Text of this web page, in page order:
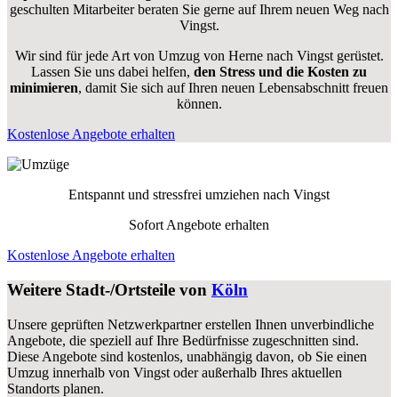
geschulten Mitarbeiter beraten Sie gerne auf Ihrem neuen Weg nach
Vingst.
Wir sind für jede Art von Umzug von Herne nach Vingst gerüstet.
Lassen Sie uns dabei helfen, den Stress und die Kosten zu
minimieren, damit Sie sich auf Ihren neuen Lebensabschnitt freuen
können.
Kostenlose Angebote erhalten
Entspannt und stressfrei umziehen nach Vingst
Sofort Angebote erhalten
Kostenlose Angebote erhalten
Weitere Stadt-/Ortsteile von Köln
Unsere geprüften Netzwerkpartner erstellen Ihnen unverbindliche
Angebote, die speziell auf Ihre Bedürfnisse zugeschnitten sind.
Diese Angebote sind kostenlos, unabhängig davon, ob Sie einen
Umzug innerhalb von Vingst oder außerhalb Ihres aktuellen
Standorts planen.